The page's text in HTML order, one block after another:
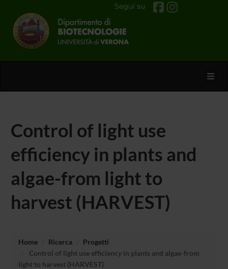
Segui su
Control of light use
efficiency in plants and
algae-from light to
harvest (HARVEST)
Home Ricerca
Progetti
Control of light use efficiency in plants and algae-from
light to harvest (HARVEST)